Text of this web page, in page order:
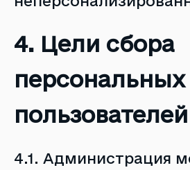
4. Цели сбора
пользователей
4.1. Администрация